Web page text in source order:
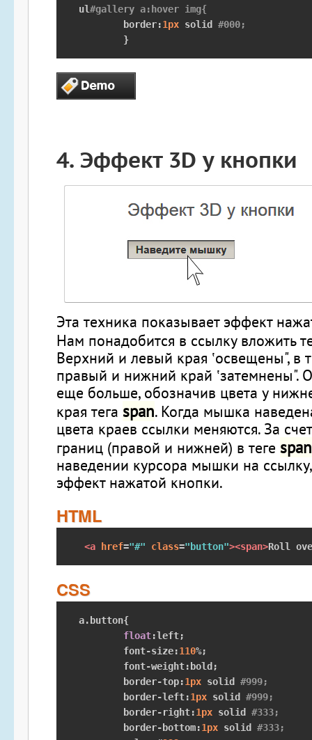
ul#gallery a:hover img{
	border
:1px solid #000;
}
4.Эффект 3D у кнопки
Эта техника показывает эффект
Нам понадобится в ссылку вложить
Верхний и левый края ‛освещены", в
правый и нижний край ‛затемнены".
еще больше, обозначив цвета у
края тега span. Когда мышка
цвета краев ссылки меняются. За
границ (правой и нижней) в теге span
наведении курсора мышки на ссылку,
эффект нажатой кнопки.
HTML
<a href="#" class="button"><span>Roll
CSS
a. button{
float:left;
	font
-size:110%;
	font
-weight: bold ;
	border
-top:1px solid #999;
	border
-left:1px solid #999;
	border
-right:1px solid #333;
	border
- bottom:1px solid #333;